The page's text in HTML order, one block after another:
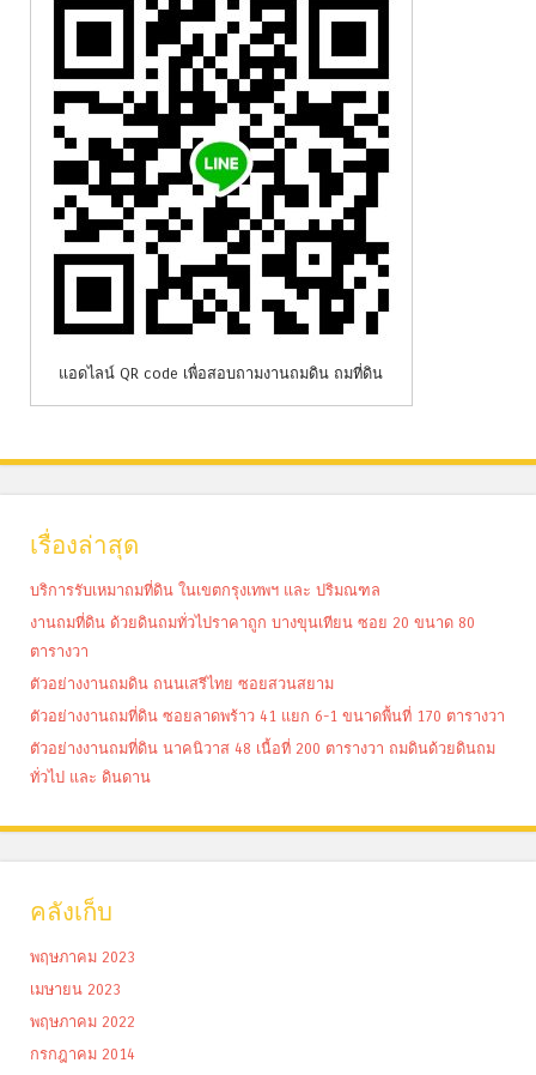
แอดไลน์ QR code เพื่อสอบถามงานถมดิน ถมที่ดิน
เรื่องล่าสุด
บริการรับเหมาถมที่ดิน ในเขตกรุงเทพฯ และ ปริมณฑล
งานถมที่ดิน ด้วยดินถมทั่วไปราคาถูก บางขุนเทียน ซอย 20 ขนาด 80
ตารางวา
ตัวอย่างงานถมดิน ถนนเสรีไทย ซอยสวนสยาม
ตัวอย่างงานถมที่ดิน ซอยลาดพร้าว 41 แยก 6-1 ขนาดพื้นที่ 170 ตารางวา
ตัวอย่างงานถมที่ดิน นาคนิวาส 48 เนื้อที่ 200 ตารางวา ถมดินด้วยดินถม
ทั่วไป และ ดินดาน
คลังเก็บ
พฤษภาคม 2023
เมษายน 2023
พฤษภาคม 2022
กรกฎาคม 2014